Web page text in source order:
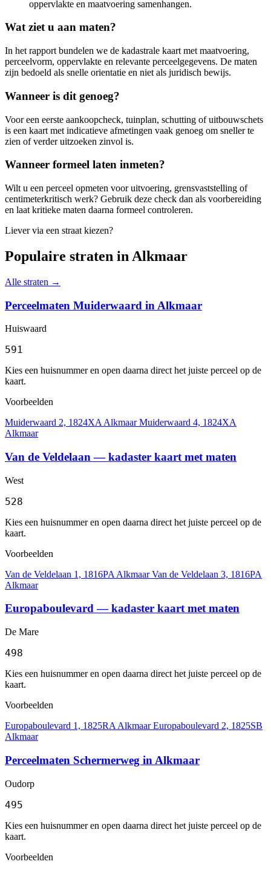
oppervlakte en maatvoering samenhangen.
Wat ziet u aan maten?
In het rapport bundelen we de kadastrale kaart met maatvoering,
perceelvorm, oppervlakte en relevante perceelgegevens. De maten
zijn bedoeld als snelle orientatie en niet als juridisch bewijs.
Wanneer is dit genoeg?
Voor een eerste aankoopcheck, tuinplan, schutting of uitbouwschets
is een kaart met indicatieve afmetingen vaak genoeg om sneller te
zien of verder uitzoeken zinvol is.
Wanneer formeel laten inmeten?
Wilt u een perceel opmeten voor uitvoering, grensvaststelling of
centimeterkritisch werk? Gebruik deze check dan als voorbereiding
en laat kritieke maten daarna formeel controleren.
Liever via een straat kiezen?
Populaire straten in Alkmaar
Alle straten →
Perceelmaten Muiderwaard in Alkmaar
Huiswaard
591
Kies een huisnummer en open daarna direct het juiste perceel op de
kaart.
Voorbeelden
Muiderwaard 2, 1824XA AlkmaarMuiderwaard 4, 1824XA
Alkmaar
Van de Veldelaan — kadaster kaart met maten
West
528
Kies een huisnummer en open daarna direct het juiste perceel op de
kaart.
Voorbeelden
Van de Veldelaan 1, 1816PA AlkmaarVan de Veldelaan 3, 1816PA
Alkmaar
Europaboulevard — kadaster kaart met maten
De Mare
498
Kies een huisnummer en open daarna direct het juiste perceel op de
kaart.
Voorbeelden
Europaboulevard 1, 1825RA AlkmaarEuropaboulevard 2, 1825SB
Alkmaar
Perceelmaten Schermerweg in Alkmaar
Oudorp
495
Kies een huisnummer en open daarna direct het juiste perceel op de
kaart.
Voorbeelden